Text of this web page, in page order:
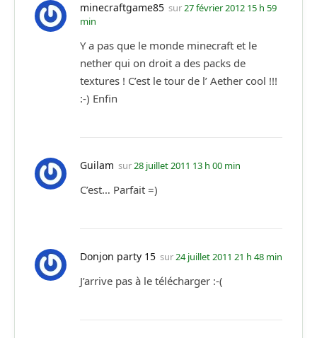
minecraftgame85 sur27 février 2012 15 h 59
min
Y a pas que le monde minecraft et le
nether qui on droit a des packs de
textures ! C’est le tour de l’ Aether cool !!!
:-) Enfin
Guilam sur28 juillet 2011 13 h 00 min
C’est… Parfait =)
Donjon party 15 sur24 juillet 2011 21 h 48 min
J’arrive pas à le télécharger :-(